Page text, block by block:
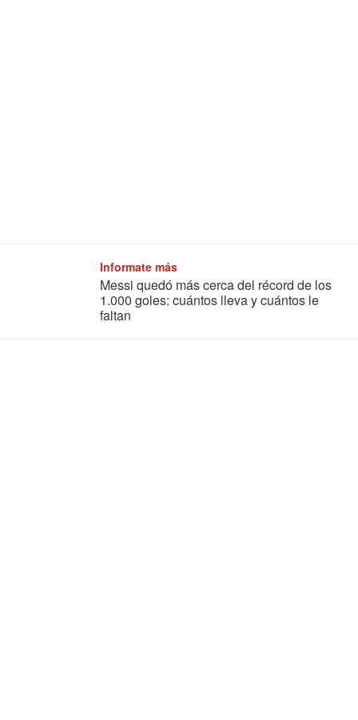
Informate más
Messi quedó más cerca del récord de los
1.000 goles: cuántos lleva y cuántos le
faltan